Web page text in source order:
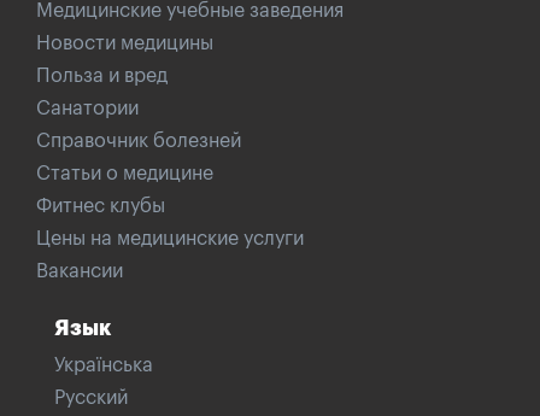
Медицинские учебные заведения
Новости медицины
Польза и вред
Санатории
Справочник болезней
Статьи о медицине
Фитнес клубы
Цены на медицинские услуги
Вакансии
Язык
Українська
Русский